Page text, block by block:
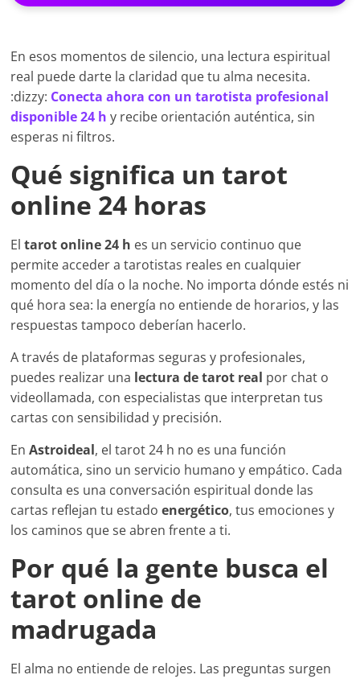
En esos momentos de silencio, una lectura espiritual
real puede darte la claridad que tu alma necesita.
:dizzy: Conecta ahora con un tarotista profesional
disponible 24 h y recibe orientación auténtica, sin
esperas ni filtros.
Qué significa un tarot
online 24 horas
Eltarot online 24 h es un servicio continuo que
permite acceder a tarotistas reales en cualquier
momento del día o la noche. No importa dónde estés ni
qué hora sea: la energía no entiende de horarios, y las
respuestas tampoco deberían hacerlo.
A través de plataformas seguras y profesionales,
puedes realizar una lectura de tarot real por chat o
videollamada, con especialistas que interpretan tus
cartas con sensibilidad y precisión.
EnAstroideal, el tarot 24 h no es una función
automática, sino un servicio humano y empático. Cada
consulta es una conversación espiritual donde las
cartas reflejan tu estadoenergético, tus emociones y
los caminos que se abren frente a ti.
Por qué la gente busca el
tarot online de
madrugada
El alma no entiende de relojes. Las preguntas surgen